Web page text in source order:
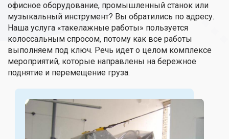
офисное оборудование, промышленный станок или
музыкальный инструмент? Вы обратились по адресу.
Наша услуга «такелажные работы» пользуется
колоссальным спросом, потому как все работы
выполняем под ключ. Речь идет о целом комплексе
мероприятий, которые направлены на бережное
поднятие и перемещение груза.